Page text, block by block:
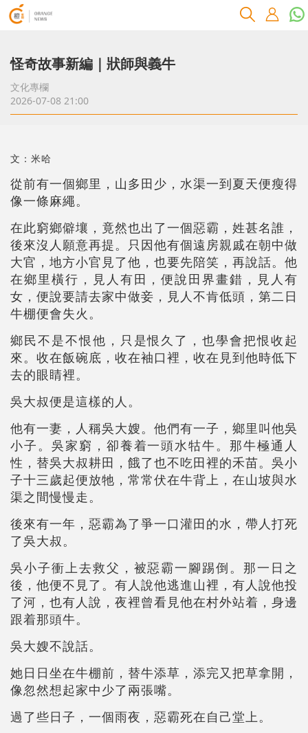
怪奇故事新編｜狀師與義牛
文化專欄
2026-07-08 21:00
文：米哈
從前有一個鄉里，山多田少，水渠一到夏天便瘦得
像一條麻繩。
在此窮鄉僻壤，竟然也出了一個惡霸，姓甚名誰，
後來沒人願意再提。只因他有個遠房親戚在朝中做
大官，地方小官見了他，也要先陪笑，再說話。他
在鄉里橫行，見人有田，便說田界畫錯，見人有
女，便說要請去家中做妾，見人不肯低頭，第二日
牛棚便會失火。
鄉民不是不恨他，只是恨久了，也學會把恨收起
來。收在飯碗底，收在袖口裡，收在見到他時低下
去的眼睛裡。
吳大叔便是這樣的人。
他有一妻，人稱吳大嫂。他們有一子，鄉里叫他吳
小子。吳家窮，卻養着一頭水牯牛。那牛極通人
性，替吳大叔耕田，餓了也不吃田裡的禾苗。吳小
子十三歲起便放牠，常常伏在牛背上，在山坡與水
渠之間慢慢走。
後來有一年，惡霸為了爭一口灌田的水，帶人打死
了吳大叔。
吳小子衝上去救父，被惡霸一腳踢倒。那一日之
後，他便不見了。有人說他逃進山裡，有人說他投
了河，也有人說，夜裡曾看見他在村外站着，身邊
跟着那頭牛。
吳大嫂不說話。
她日日坐在牛棚前，替牛添草，添完又把草拿開，
像忽然想起家中少了兩張嘴。
過了些日子，一個雨夜，惡霸死在自己堂上。